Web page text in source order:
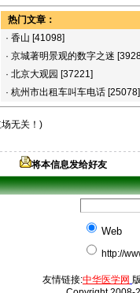
热门文章：
· 香山 [41098]
· 京城著明景观的数字之迷
· 北京大观园 [37221]
· 杭州市出租车叫车电话 [25078]
无关！)
将本信息发给好友
Web
http://
友情链接:中华医学网